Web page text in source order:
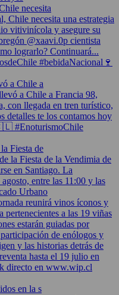
necesita
a Chile a
Fiesta de
en la s